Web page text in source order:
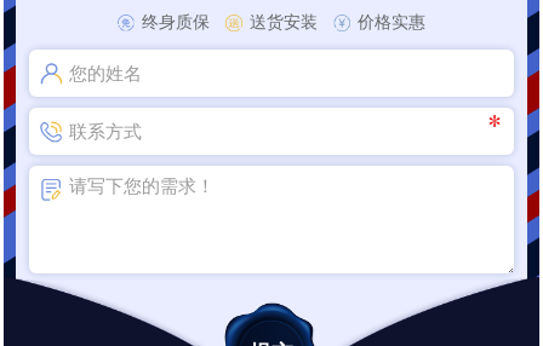
终身质保 送货安装 价格实惠